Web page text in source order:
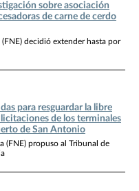
sobre asociación
de carne de cerdo
decidió extender hasta por
para resguardar la libre
de los terminales
de San Antonio
(FNE) propuso al Tribunal de